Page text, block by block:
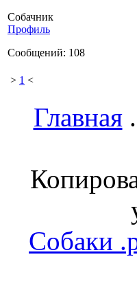
Собачник
Профиль
Сообщений: 108
> 1 <
Главная.
Собаки